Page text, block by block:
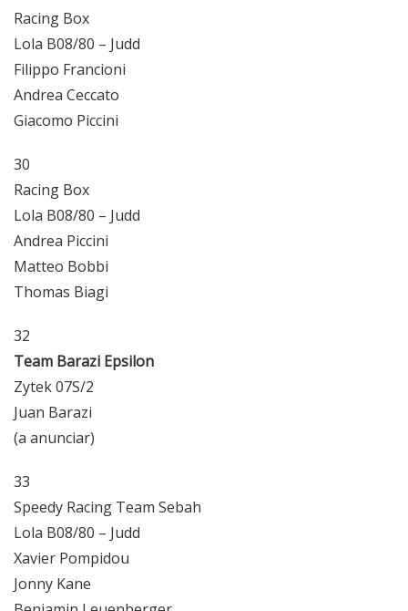
Racing Box
Lola B08/80 – Judd
Filippo Francioni
Andrea Ceccato
Giacomo Piccini
30
Racing Box
Lola B08/80 – Judd
Andrea Piccini
Matteo Bobbi
Thomas Biagi
32
Team Barazi Epsilon
Zytek 07S/2
Juan Barazi
(a anunciar)
33
Speedy Racing Team Sebah
Lola B08/80 – Judd
Xavier Pompidou
Jonny Kane